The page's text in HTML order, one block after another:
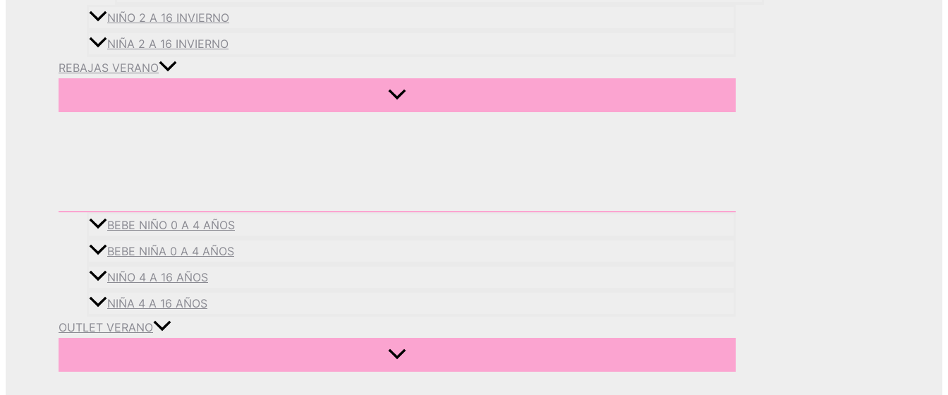
NIÑO 2 A 16 INVIERNO
NIÑA 2 A 16 INVIERNO
REBAJAS VERANO
BEBE NIÑO 0 A 4 AÑOS
BEBE NIÑA 0 A 4 AÑOS
NIÑO 4 A 16 AÑOS
NIÑA 4 A 16 AÑOS
OUTLET VERANO